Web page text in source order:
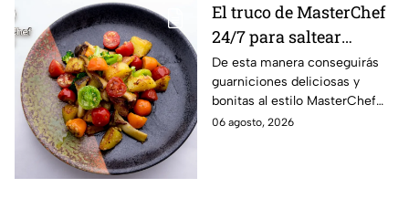
El truco de MasterChef
24/7 para saltear
verduras crujientes y
con mucho color
De esta manera conseguirás
guarniciones deliciosas y
bonitas al estilo MasterChef
24/7.
06 agosto, 2026